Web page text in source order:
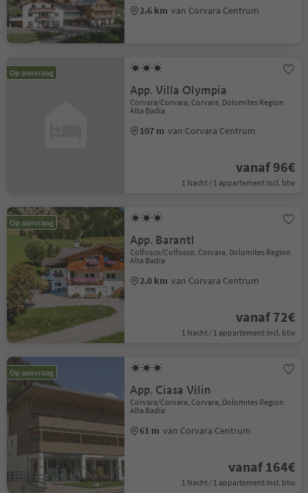
2.6 km van Corvara Centrum
Op aanvraag
App. Villa Olympia
Corvara/Corvara, Corvara, Dolomites Region
Alta Badia
107 m van Corvara Centrum
vanaf 96€
1 Nacht / 1 appartement Incl. btw
Op aanvraag
App. Barantl
Colfosco/Colfosco, Corvara, Dolomites Region
Alta Badia
2.0 km van Corvara Centrum
vanaf 72€
1 Nacht / 1 appartement Incl. btw
Op aanvraag
App. Ciasa Vilin
Corvara/Corvara, Corvara, Dolomites Region
Alta Badia
61 m van Corvara Centrum
vanaf 164€
1 Nacht / 1 appartement Incl. btw